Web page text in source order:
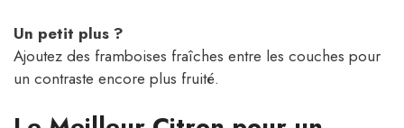
Un petit plus ?
Ajoutez des framboises fraîches entre les couches pour
un contraste encore plus fruité.